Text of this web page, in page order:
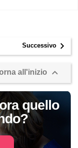
Successivo 
all'inizio 
quello